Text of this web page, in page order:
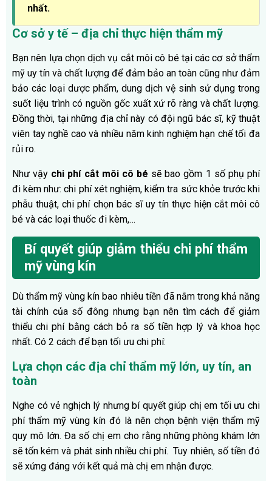
nhất.
Cơ sở y tế – địa chỉ thực hiện thẩm mỹ
Bạn nên lựa chọn dịch vụ cắt môi cô bé tại các cơ sở thẩm
mỹ uy tín và chất lượng để đảm bảo an toàn cũng như đảm
bảo các loại dược phẩm, dung dịch vệ sinh sử dụng trong
suốt liệu trình có nguồn gốc xuất xứ rõ ràng và chất lượng.
Đồng thời, tại những địa chỉ này có đội ngũ bác sĩ, kỹ thuật
viên tay nghề cao và nhiều năm kinh nghiệm hạn chế tối đa
rủi ro.
Như vậy chi phí cắt môi cô bé sẽ bao gồm 1 số phụ phí
đi kèm như: chi phí xét nghiệm, kiểm tra sức khỏe trước khi
phẫu thuật, chi phí chọn bác sĩ uy tín thực hiện cắt môi cô
bé và các loại thuốc đi kèm,…
Bí quyết giúp giảm thiểu chi phí thẩm
mỹ vùng kín
Dù thẩm mỹ vùng kín bao nhiêu tiền đã nằm trong khả năng
tài chính của số đông nhưng bạn nên tìm cách để giảm
thiểu chi phí bằng cách bỏ ra số tiền hợp lý và khoa học
nhất. Có 2 cách để bạn tối ưu chi phí:
Lựa chọn các địa chỉ thẩm mỹ lớn, uy tín, an
toàn
Nghe có vẻ nghịch lý nhưng bí quyết giúp chị em tối ưu chi
phí thẩm mỹ vùng kín đó là nên chọn bệnh viện thẩm mỹ
quy mô lớn. Đa số chị em cho rằng những phòng khám lớn
sẽ tốn kém và phát sinh nhiều chi phí. Tuy nhiên, số tiền đó
sẽ xứng đáng với kết quả mà chị em nhận được.